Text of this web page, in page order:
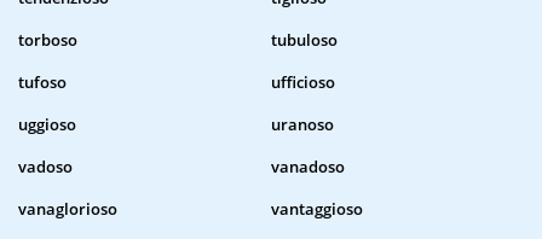
torboso
tubuloso
tufoso
ufficioso
uggioso
uranoso
vadoso
vanadoso
vanaglorioso
vantaggioso